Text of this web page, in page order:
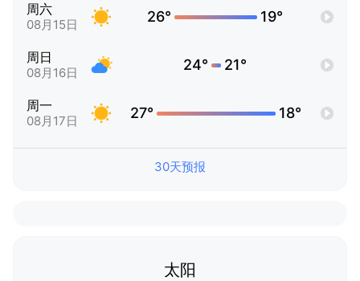
周六
08月15日 26° 19°
周日
08月16日 24° 21°
周一
08月17日 27° 18°
30天预报
太阳